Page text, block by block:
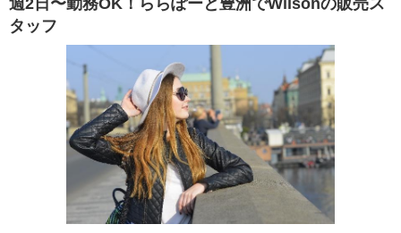
週2日〜勤務OK！ららぽーと豊洲でWilsonの販売ス
タッフ